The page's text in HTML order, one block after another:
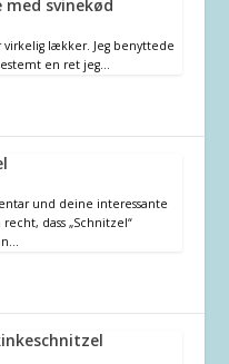
svinekød
lækker. Jeg benyttede
en ret jeg…
und deine interessante
dass „Schnitzel“